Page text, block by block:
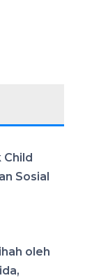
Child
Sosial
oleh